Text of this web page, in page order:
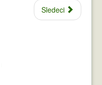
Sledeci